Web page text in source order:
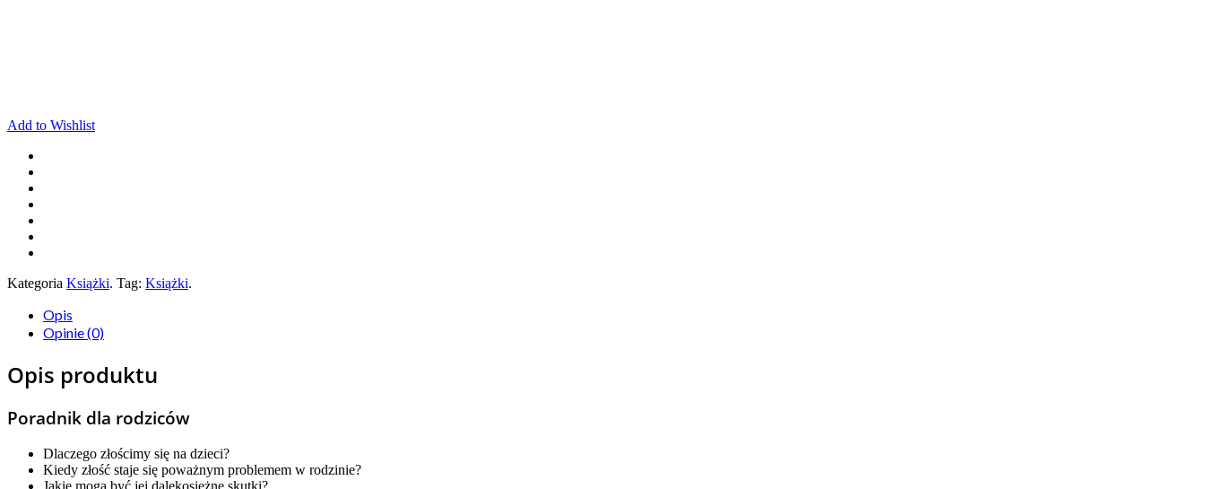
Add to Wishlist
Kategoria Książki. Tag: Książki.
Opis
Opinie (0)
Opis produktu
Poradnik dla rodziców
Dlaczego złościmy się na dzieci?
Kiedy złość staje się poważnym problemem w rodzinie?